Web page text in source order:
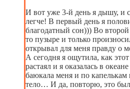
И вот уже 3-й день я дышу, и
легче! В первый день я
благодатный сон))) Во
то пузыре и только
открывал для меня правду о
А сегодня я ощутила, как
растаял и я оказалась в
баюкала меня и по капелькам
тело… И да, повторю, это